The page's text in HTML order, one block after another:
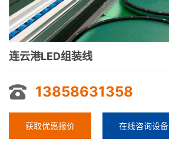
连云港LED组装线
13858631358
获取优惠报价 在线咨询设备